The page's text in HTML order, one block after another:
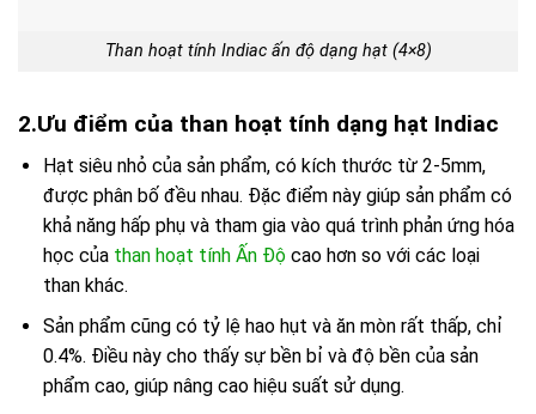
Than hoạt tính Indiac ấn độ dạng hạt (4×8)
2.Ưu điểm của than hoạt tính dạng hạt Indiac
Hạt siêu nhỏ của sản phẩm, có kích thước từ 2-5mm,
được phân bố đều nhau. Đặc điểm này giúp sản phẩm có
khả năng hấp phụ và tham gia vào quá trình phản ứng hóa
học của than hoạt tính Ấn Độcao hơn so với các loại
than khác.
Sản phẩm cũng có tỷ lệ hao hụt và ăn mòn rất thấp, chỉ
0.4%. Điều này cho thấy sự bền bỉ và độ bền của sản
phẩm cao, giúp nâng cao hiệu suất sử dụng.